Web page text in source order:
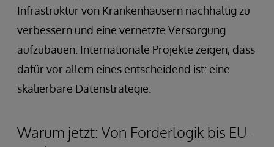
Infrastruktur von Krankenhäusern nachhaltig zu
verbessern und eine vernetzte Versorgung
aufzubauen. Internationale Projekte zeigen, dass
dafür vor allem eines entscheidend ist: eine
skalierbare Datenstrategie.
Warum jetzt: Von Förderlogik bis EU-